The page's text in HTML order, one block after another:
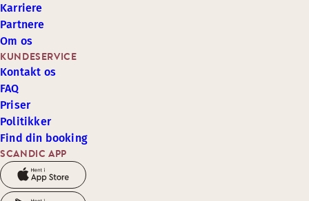
SCANDIC APP
KUNDESERVICE
Kontakt os
FAQ
Priser
Politikker
Find din booking
Karriere
Partnere
Om os